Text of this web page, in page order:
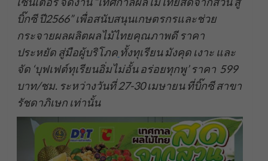
บิ๊กซี ปี2566” เพื่อสนับสนุนเกษตรกรและช่วย
กระจายผลผลิตผลไม้ไทยคุณภาพดี ราคา
ประหยัด สู่มือผู้บริโภค ทั้งทุเรียน มังคุด เงาะ และ
จัด ‘บุฟเฟต์ทุเรียนอิ่มไม่อั้น อร่อยทุกพู’ ราคา 599
บาท/ชม. ระหว่างวันที่ 27-30 เมษายน ที่บิ๊กซี สาขา
รัชดาภิเษก เท่านั้น